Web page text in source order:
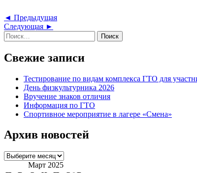
Навигация
по
записям
◄ ПредыдущаяПредыдущая
Следующая ►
Найти:
Свежие записи
Тестирование по видам комплекса ГТО для
День физкультурника 2026
Вручение знаков отличия
Информация по ГТО
Спортивное мероприятие в лагере «Смена»
Архив новостей
Архив
новостейМарт 2025